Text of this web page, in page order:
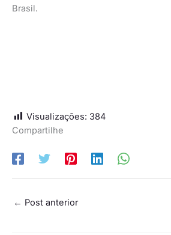
Brasil.
Visualizações: 384
Compartilhe
← Post anterior